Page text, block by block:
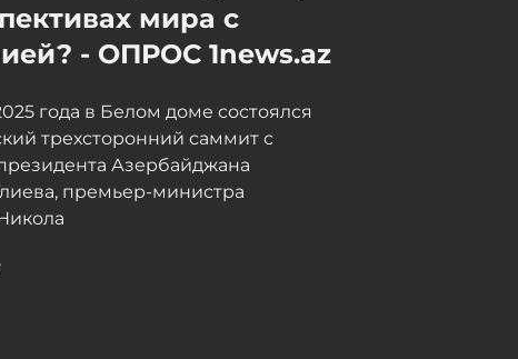
мира с
- ОПРОС 1news.az
года в Белом доме состоялся
трехсторонний саммит с
Азербайджана
премьер-министра